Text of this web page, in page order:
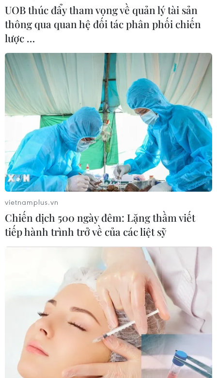
Màn đồng diễn võ nhạc Vovinam của
60.000 học sinh xác lập kỷ lục thế giới
30/11/2025 07:34
Kỷ lục kép thế giới và Việt Nam vừa được xác lập tiếp
tục khẳng định vị thế tiên phong, năng động, sáng tạo,
đầu tàu về đổi mới của ngành giáo dục đào tạo Thành
phố Hồ Chí Minh.
Vovinam-Việt Võ Đạo là cầu nối văn hóa
UOB thúc đẩy tham vọng về quản lý tài sản
thông qua quan hệ đối tác phân phối chiến
lược …
vietnamplus.vn
Chiến dịch 500 ngày đêm: Lặng thầm viết
tiếp hành trình trở về của các liệt sỹ